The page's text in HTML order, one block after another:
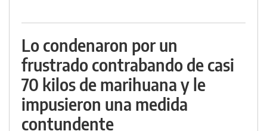
Lo condenaron por un
frustrado contrabando de casi
70 kilos de marihuana y le
impusieron una medida
contundente